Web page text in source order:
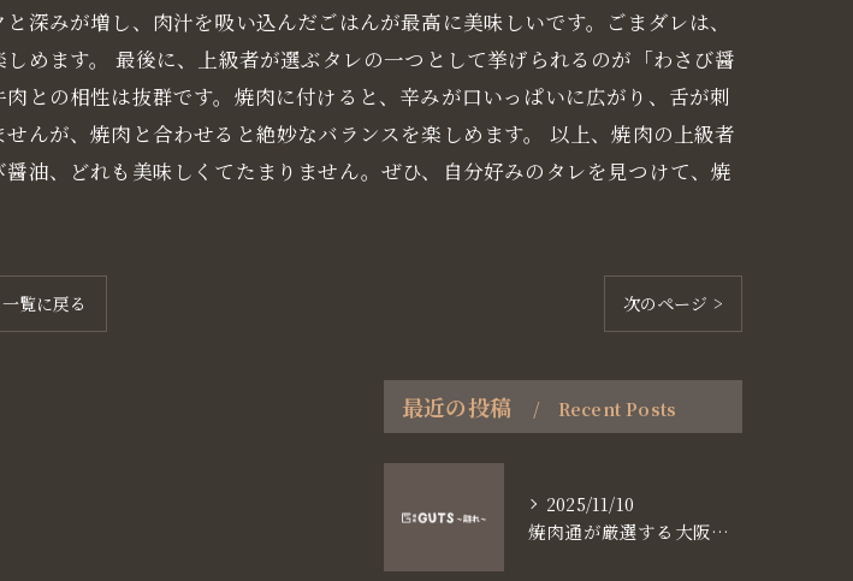
深みが増し、肉汁を吸い込んだごはんが最高に美味しいです。ごまダレは、
めます。 最後に、上級者が選ぶタレの一つとして挙げられるのが「わさび醤
との相性は抜群です。焼肉に付けると、辛みが口いっぱいに広がり、舌が刺
んが、焼肉と合わせると絶妙なバランスを楽しめます。 以上、焼肉の上級者
油、どれも美味しくてたまりません。ぜひ、自分好みのタレを見つけて、焼
一覧に戻る 次のページ >
最近の投稿 Recent Posts
2025/11/10
焼肉通が厳選する大阪長堀鶴見緑地線谷町六丁目満足食事術